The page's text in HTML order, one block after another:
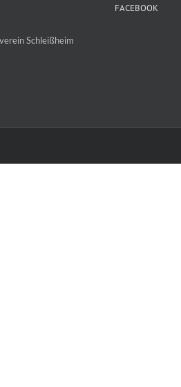
Schleißheim
FACEBOOK